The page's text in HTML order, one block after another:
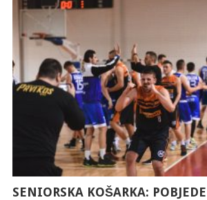
SENIORSKA KOŠARKA: